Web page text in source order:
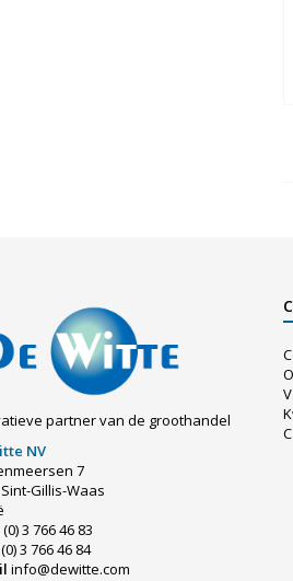
partner van de groothandel
NV
7
Gillis-Waas
3 766 46 83
3 766 46 84
info@dewitte.com